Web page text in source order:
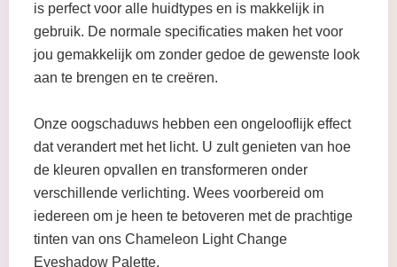
is perfect voor alle huidtypes en is makkelijk in
gebruik. De normale specificaties maken het voor
jou gemakkelijk om zonder gedoe de gewenste look
aan te brengen en te creëren.
Onze oogschaduws hebben een ongelooflijk effect
dat verandert met het licht. U zult genieten van hoe
de kleuren opvallen en transformeren onder
verschillende verlichting. Wees voorbereid om
iedereen om je heen te betoveren met de prachtige
tinten van ons Chameleon Light Change
Eyeshadow Palette.